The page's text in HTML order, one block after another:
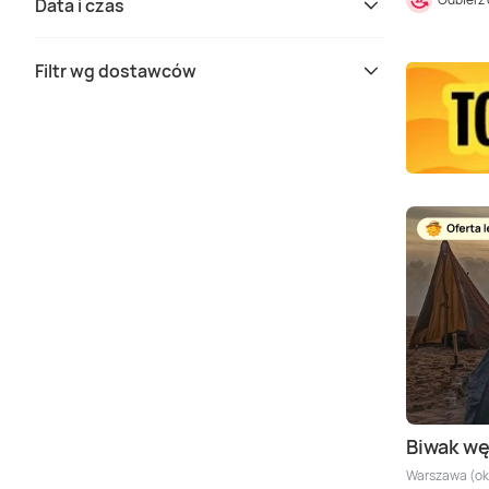
Data i czas
Filtr wg dostawców
Biwak
Warszawa